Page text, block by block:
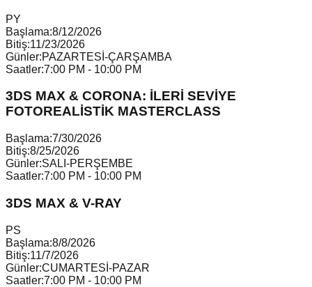
PY
Başlama:8/12/2026
Bitiş:11/23/2026
Günler:PAZARTESİ-ÇARŞAMBA
Saatler:7:00 PM - 10:00 PM
3DS MAX & CORONA: İLERİ SEVİYE
FOTOREALİSTİK MASTERCLASS
Başlama:7/30/2026
Bitiş:8/25/2026
Günler:SALI-PERŞEMBE
Saatler:7:00 PM - 10:00 PM
3DS MAX & V-RAY
PS
Başlama:8/8/2026
Bitiş:11/7/2026
Günler:CUMARTESİ-PAZAR
Saatler:7:00 PM - 10:00 PM